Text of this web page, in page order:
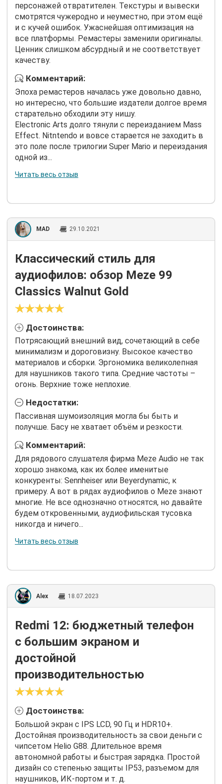
персонажей отвратителен. Текстуры и вывески
смотрятся чужеродно и неуместно, при этом ещё
и с кучей ошибок. Ужаснейшая оптимизация на
все платформы. Ремастеры заменили оригиналы.
Ценник слишком абсурдный и не соответствует
качеству.
Комментарий:
Эпоха ремастеров началась уже довольно давно,
но интересно, что большие издатели долгое время
старательно обходили эту нишу.
Electronic Arts долго тянули с переизданием Mass
Effect. Nitntendo и вовсе старается не заходить в
это поле после трилогии Super Mario и переиздания
одной из...
Читать весь отзыв
MAD 29.10.2021
Классический стиль для
аудиофилов: обзор Meze 99
Classics Walnut Gold
Достоинства:
Потрясающий внешний вид, сочетающий в себе
минимализм и дороговизну. Высокое качество
материалов и сборки. Эргономика великолепная
для наушников такого типа. Средние частоты –
огонь. Верхние тоже неплохие.
Недостатки:
Пассивная шумоизоляция могла бы быть и
получше. Басу не хватает объём и резкости.
Комментарий:
Для рядового слушателя фирма Meze Audio не так
хорошо знакома, как их более именитые
конкуренты: Sennheiser или Beyerdynamic, к
примеру. А вот в рядах аудиофилов о Meze знают
многие. Не все однозначно относятся, но давайте
будем откровенными, аудиофильская тусовка
никогда и ничего...
Читать весь отзыв
Alex 18.07.2023
Redmi 12: бюджетный телефон
с большим экраном и
достойной
производительностью
Достоинства:
Большой экран с IPS LCD, 90 Гц и HDR10+.
Достойная производительность за свои деньги с
чипсетом Helio G88. Длительное время
автономной работы и быстрая зарядка. Простой
дизайн со степенью защиты IP53, разъемом для
наушников, ИК-портом и т. д.